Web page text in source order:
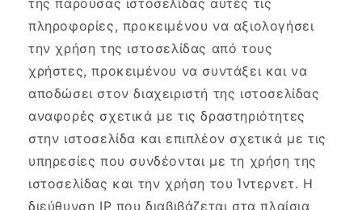
της παρούσας ιστοσελίδας αυτές τις
πληροφορίες, προκειμένου να αξιολογήσει
την χρήση της ιστοσελίδας από τους
χρήστες, προκειμένου να συντάξει και να
αποδώσει στον διαχειριστή της ιστοσελίδας
αναφορές σχετικά με τις δραστηριότητες
στην ιστοσελίδα και επιπλέον σχετικά με τις
υπηρεσίες που συνδέονται με τη χρήση της
ιστοσελίδας και την χρήση του Ίντερνετ. Η
διεύθυνση ΙΡ που διαβιβάζεται στα πλαίσια